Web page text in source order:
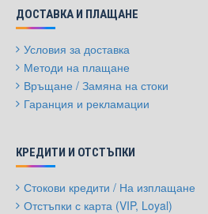
ДОСТАВКА И ПЛАЩАНЕ
Условия за доставка
Методи на плащане
Връщане / Замяна на стоки
Гаранция и рекламации
КРЕДИТИ И ОТСТЪПКИ
Стокови кредити / На изплащане
Отстъпки с карта (VIP, Loyal)